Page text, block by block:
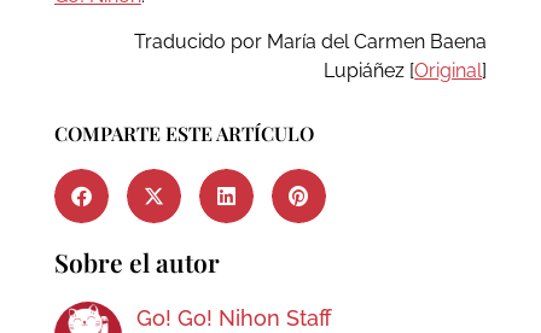
Traducido por María del Carmen Baena
Lupiáñez [Original]
COMPARTE ESTE ARTÍCULO
Sobre el autor
Go! Go! Nihon Staff